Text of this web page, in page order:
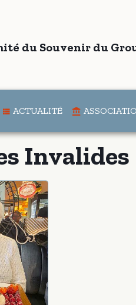
du Souvenir du
ACTUALITÉ
Invalides